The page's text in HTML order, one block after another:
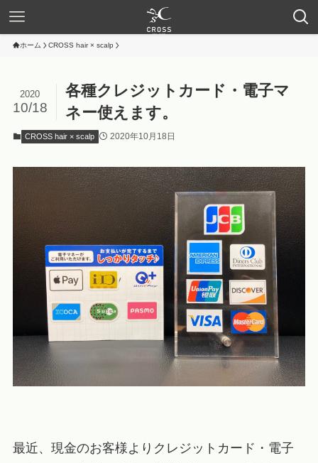
ホーム CROSS hair × scalp
各種クレジットカード・電子マ
ネー使えます。
2020
10/18
CROSS hair × scalp 2020年10月18日
最近、現金のお客様よりクレジットカード・電子